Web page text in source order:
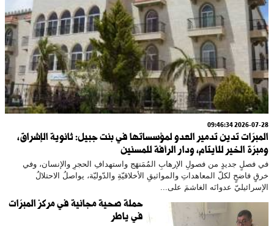
2026-07-28 09:46:34
المبرّات تدين تدمير العدو لمؤسساتها في بنت جبيل: ثانوية الإشراق،
ومبرّة الخير للأيتام، ودار الرأفة للمسنين
في فصلٍ جديدٍ من فصولِ الإرهابِ المُمَنهَج واستهدافِ الحجرِ والإنسان، وفي
خرقٍ فاضحٍ لكلّ المعاهداتِ والمواثيقِ الأخلاقيّةِ والدّوليّة، يواصلُ الاحتلالُ
الإسرائيليّ عدوانَه الغاشمَ على...
حملة صحية مجانية في مركز المبرّات
في ياطر